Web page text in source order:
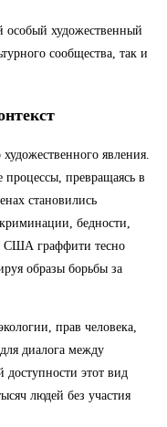
художественный
сообщества, так и
явления.
превращаясь в
становились
бедности,
США граффити тесно
образы борьбы за
прав человека,
диалога между
этот вид
людей без участия